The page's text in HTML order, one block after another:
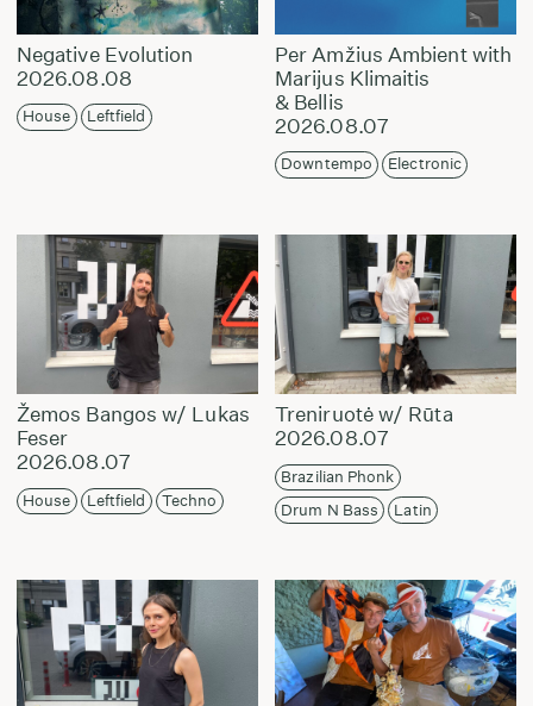
Negative Evolution
2026.08.08
House Leftfield
Per Amžius Ambient with
Marijus Klimaitis
& Bellis
2026.08.07
Downtempo Electronic
Žemos Bangos w/ Lukas
Feser
2026.08.07
House Leftfield Techno
Treniruotė w/ Rūta
2026.08.07
Brazilian Phonk
Drum N Bass
Latin